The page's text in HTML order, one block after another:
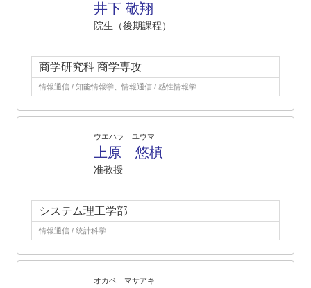
井下 敬翔
院生（後期課程）
商学研究科 商学専攻
情報通信 / 知能情報学、情報通信 / 感性情報学
ウエハラ ユウマ
上原 悠槙
准教授
システム理工学部
情報通信 / 統計科学
オカベ マサアキ